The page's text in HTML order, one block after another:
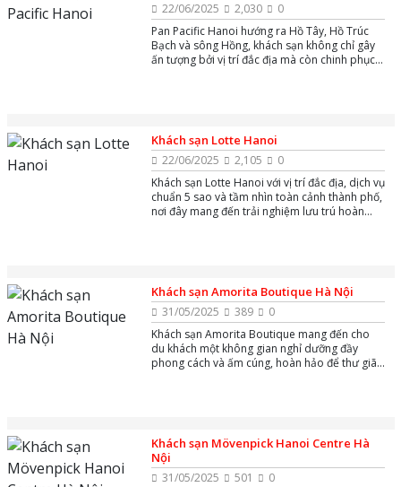
22/06/2025 2,030
0
Pan Pacific Hanoi hướng ra Hồ Tây, Hồ Trúc
Bạch và sông Hồng, khách sạn không chỉ gây
ấn tượng bởi vị trí đắc địa mà còn chinh phục
Khách sạn Lotte Hanoi
22/06/2025 2,105
0
Khách sạn Lotte Hanoi với vị trí đắc địa, dịch vụ
chuẩn 5 sao và tầm nhìn toàn cảnh thành phố,
nơi đây mang đến trải nghiệm lưu trú hoàn
Khách sạn Amorita Boutique Hà Nội
31/05/2025 389
0
Khách sạn Amorita Boutique mang đến cho
du khách một không gian nghỉ dưỡng đầy
phong cách và ấm cúng, hoàn hảo để thư giãn
đại, đảm bảo mang lại những khoảnh khắc thư
thái và đáng nhớ.
Khách sạn Mövenpick Hanoi Centre Hà
Nội
31/05/2025 501
0